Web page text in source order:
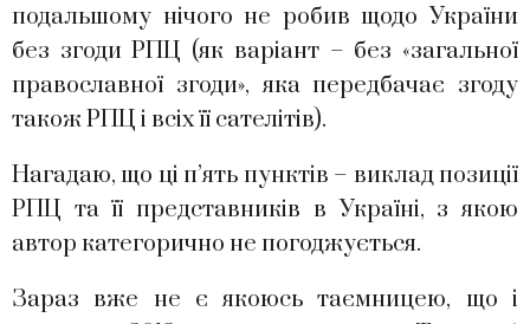
подальшому нічого не робив щодо України
без згоди РПЦ (як варіант – без «загальної
православної згоди», яка передбачає згоду
також РПЦ і всіх її сателітів).
Нагадаю, що ці п’ять пунктів – виклад позиції
РПЦ та її представників в Україні, з якою
автор категорично не погоджується.
Зараз вже не є якоюсь таємницею, що і